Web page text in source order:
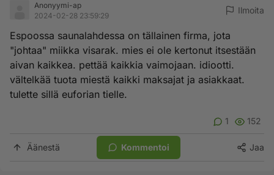
Anonyymi-ap
2024-02-28 23:59:29
Ilmoita
Espoossa saunalahdessa on tällainen firma, jota
"johtaa" miikka visarak. mies ei ole kertonut itsestään
aivan kaikkea. pettää kaikkia vaimojaan. idiootti.
vältelkää tuota miestä kaikki maksajat ja asiakkaat.
tulette sillä euforian tielle.
1 152
Äänestä Kommentoi Jaa